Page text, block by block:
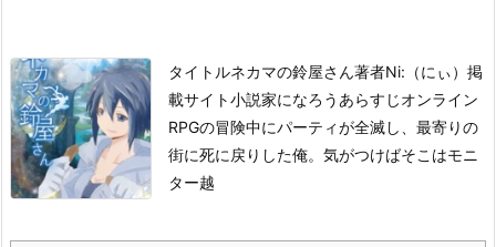
タイトルネカマの鈴屋さん著者Ni:（にぃ） 掲
載サイト小説家になろう あらすじオンライン
RPGの冒険中にパーティが全滅し、最寄りの
街に死に戻りした俺。 気がつけばそこはモニ
ター越